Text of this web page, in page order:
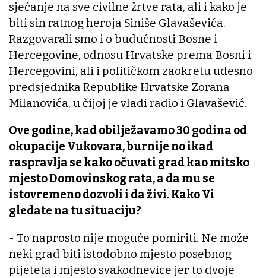
sjećanje na sve civilne žrtve rata, ali i kako je
biti sin ratnog heroja Siniše Glavaševića.
Razgovarali smo i o budućnosti Bosne i
Hercegovine, odnosu Hrvatske prema Bosni i
Hercegovini, ali i političkom zaokretu udesno
predsjednika Republike Hrvatske Zorana
Milanovića, u čijoj je vladi radio i Glavašević.
Ove godine, kad obilježavamo 30 godina od
okupacije Vukovara, burnije no ikad
raspravlja se kako očuvati grad kao mitsko
mjesto Domovinskog rata, a da mu se
istovremeno dozvoli i da živi. Kako Vi
gledate na tu situaciju?
- To naprosto nije moguće pomiriti. Ne može
neki grad biti istodobno mjesto posebnog
pijeteta i mjesto svakodnevice jer to dvoje